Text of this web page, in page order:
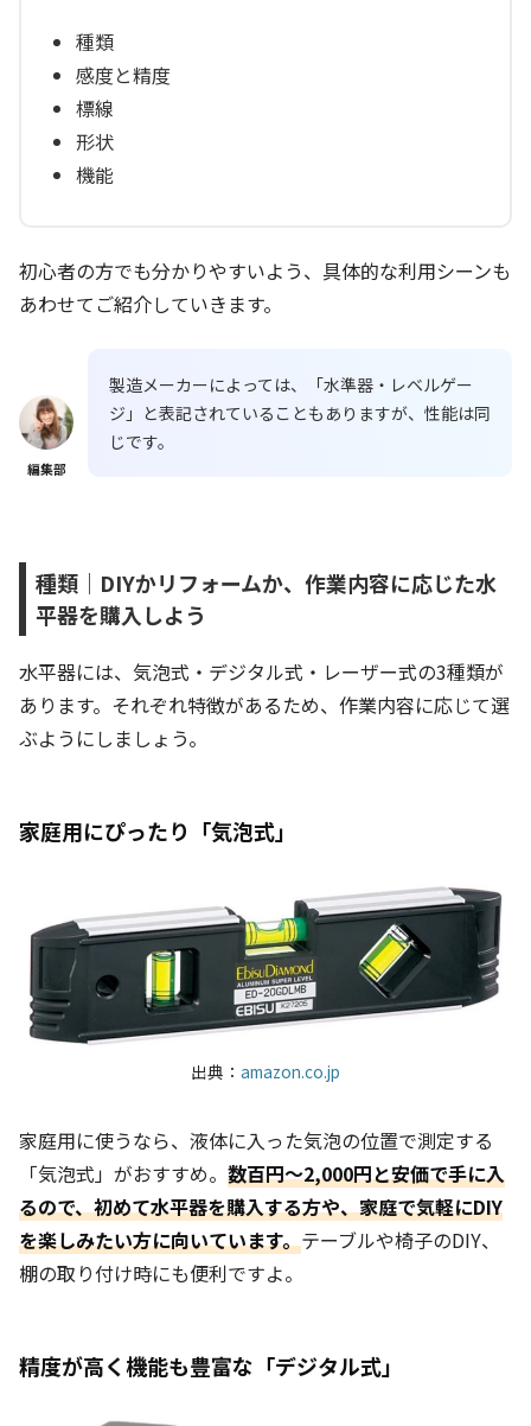
種類
感度と精度
標線
形状
機能
初心者の方でも分かりやすいよう、具体的な利用シーンも
あわせてご紹介していきます。
編集部
製造メーカーによっては、「水準器・レベルゲー
ジ」と表記されていることもありますが、性能は同
じです。
種類｜DIYかリフォームか、作業内容に応じた水
平器を購入しよう
水平器には、気泡式・デジタル式・レーザー式の3種類が
あります。それぞれ特徴があるため、作業内容に応じて選
ぶようにしましょう。
家庭用にぴったり「気泡式」
出典： amazon.co.jp
家庭用に使うなら、液体に入った気泡の位置で測定する
「気泡式」がおすすめ。 数百円〜2,000円と安価で手に入
るので、初めて水平器を購入する方や、家庭で気軽にDIY
を楽しみたい方に向いています。テーブルや椅子のDIY、
棚の取り付け時にも便利ですよ。
精度が高く機能も豊富な「デジタル式」